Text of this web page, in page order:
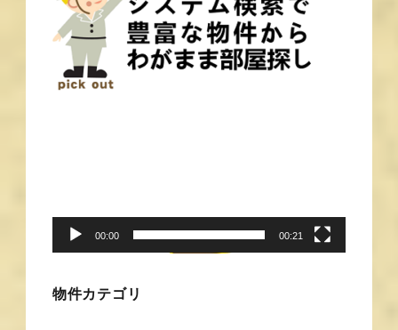
ヤ
ー
00:00 00:21
物件カテゴリ